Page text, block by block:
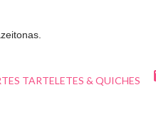
TARTELETES & QUICHES